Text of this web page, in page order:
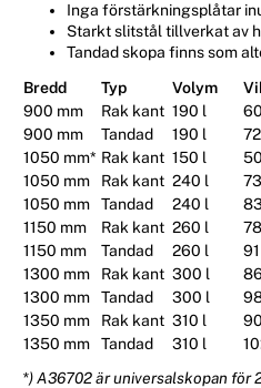
Inga förstärkningsplåtar
Starkt slitstål tillverkat av
Tandad skopa finns som
Bredd
Typ Volym
900 mm
Rak kant 190 l
900 mm
Tandad 190 l
1050 mm* Rak kant 150 l
1050 mm
Rak kant 240 l
1050 mm
Tandad 240 l
1150 mm
Rak kant 260 l
1150 mm
Tandad 260 l
1300 mm
Rak kant 300 l
1300 mm
Tandad 300 l
1350 mm
Rak kant 310 l
1350 mm
Tandad 310 l
*) A36702 är universalskopan för